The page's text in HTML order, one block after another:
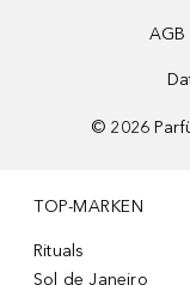
© 2026
TOP-MARKEN
Rituals
Sol de Janeiro